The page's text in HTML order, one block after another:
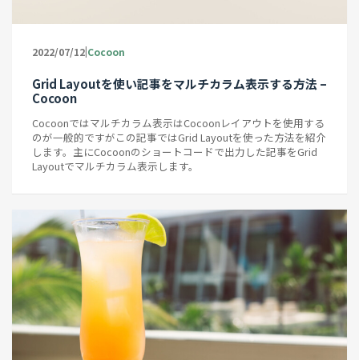
2022/07/12|Cocoon
Grid Layoutを使い記事をマルチカラム表示する方法 –
Cocoon
Cocoonではマルチカラム表示はCocoonレイアウトを使用する
のが一般的ですがこの記事ではGrid Layoutを使った方法を紹介
します。主にCocoonのショートコードで出力した記事をGrid
Layoutでマルチカラム表示します。